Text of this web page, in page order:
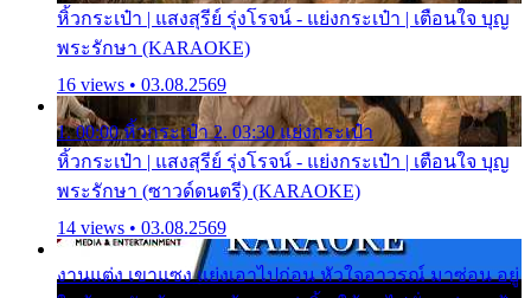
หิ้วกระเป๋า | แสงสุรีย์ รุ่งโรจน์ - แย่งกระเป๋า | เตือนใจ บุญ
พระรักษา (KARAOKE)
16 views • 03.08.2569
1. 00:00 หิ้วกระเป๋า 2. 03:30 แย่งกระเป๋า
หิ้วกระเป๋า | แสงสุรีย์ รุ่งโรจน์ - แย่งกระเป๋า | เตือนใจ บุญ
พระรักษา (ซาวด์ดนตรี) (KARAOKE)
14 views • 03.08.2569
งานแต่ง เขาแซง แย่งเอาไปก่อน หัวใจอาวรณ์ มาซ่อน อยู่